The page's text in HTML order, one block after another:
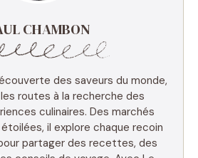
CHAMBON
des saveurs du monde,
routes à la recherche des
culinaires. Des marchés
il explore chaque recoin
partager des recettes, des